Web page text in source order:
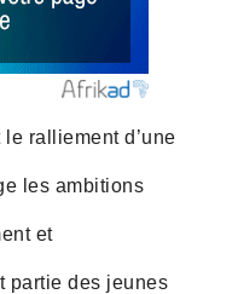
ralliement d’une
les ambitions
et
partie des jeunes